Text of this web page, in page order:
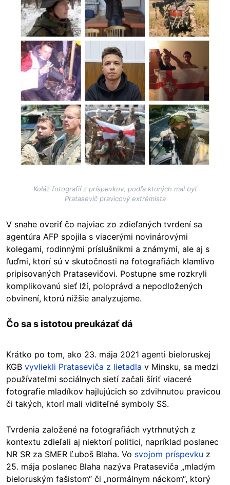
Koláž fotografií z príspevkov, podľa ktorých mal byť
Pratasevič pravicový extrémista
V snahe overiť čo najviac zo zdieľaných tvrdení sa
agentúra AFP spojila s viacerými novinárovými
kolegami, rodinnými príslušnikmi a známymi, ale aj s
ľuďmi, ktorí sú v skutočnosti na fotografiách klamlivo
pripisovaných Pratasevičovi. Postupne sme rozkryli
komplikovanú sieť lží, poloprávd a nepodložených
obvinení, ktorú nižšie analyzujeme.
Čo sa s istotou preukázať dá
Krátko po tom, ako 23. mája 2021 agenti bieloruskej
KGB vyvliekli Prataseviča z lietadla v Minsku, sa medzi
používateľmi sociálnych sietí začali šíriť viaceré
fotografie mladíkov hajlujúcich so zdvihnutou pravicou
či takých, ktorí mali viditeľné symboly SS.
Tvrdenia založené na fotografiách vytrhnutých z
kontextu zdieľali aj niektorí politici, napríklad poslanec
NR SR za SMER Ľuboš Blaha. Vo svojom príspevku z
25. mája poslanec Blaha nazýva Prataseviča „mladým
bieloruským fašistom“ či „normálnym náckom“, ktorý